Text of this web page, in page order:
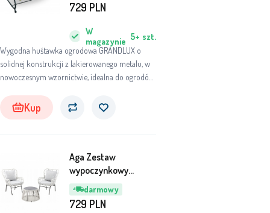
Wygodna huśtawka ogrodowa GRANDLUX o
solidnej konstrukcji z lakierowanego metalu, w
nowoczesnym wzornictwie, idealna do ogrodów
nawet do wnętrz ogrodów zimowych.
W
magazynie 5+ szt.
729 PLN
Kup
darmowy
Aga Zestaw
wypoczynkowy
ABI8052
729 PLN